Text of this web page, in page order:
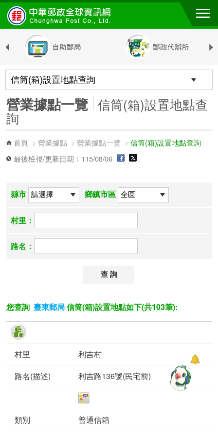
跳到主要內容區塊
營業據點一覽 信筒(箱)設置地點查
詢
首頁 >營業據點 >營業據點一覽 >信筒(箱)設置地點查詢
最後檢視/更新日期：115/08/06
縣市 鄉鎮市區
村里：
路名：
您查詢臺東郵局 信筒(箱)設置地點如下(共103筆):
利吉村
利吉路136號(民宅前)
普通信箱